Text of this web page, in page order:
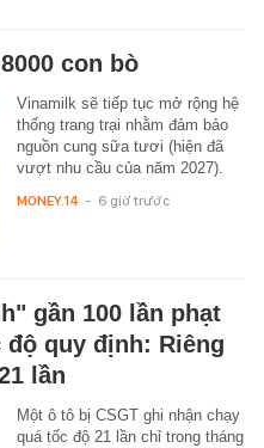
con bò
Vinamilk sẽ tiếp tục mở rộng hệ
thống trang trại nhằm đảm bảo
nguồn cung sữa tươi (hiện đã
vượt nhu cầu của năm 2027).
MONEY.14 - 6 giờ trước
gần 100 lần phạt
quy định: Riêng
lần
Một ô tô bị CSGT ghi nhận chạy
quá tốc độ 21 lần chỉ trong tháng